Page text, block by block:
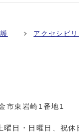
アクセシビ
市東岩崎1番地1
日・日曜日、祝